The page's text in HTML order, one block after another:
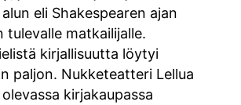
eli Shakespearen ajan
tulevalle matkailijalle.
kirjallisuutta löytyi
paljon. Nukketeatteri Lellua
kirjakaupassa